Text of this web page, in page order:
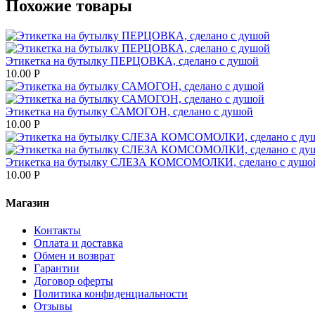
Похожие товары
Этикетка на бутылку ПЕРЦОВКА, сделано с душой
10.00 Р
Этикетка на бутылку САМОГОН, сделано с душой
10.00 Р
Этикетка на бутылку СЛЕЗА КОМСОМОЛКИ, сделано с
10.00 Р
Магазин
Контакты
Оплата и доставка
Обмен и возврат
Гарантии
Договор оферты
Политика конфиденциальности
Отзывы